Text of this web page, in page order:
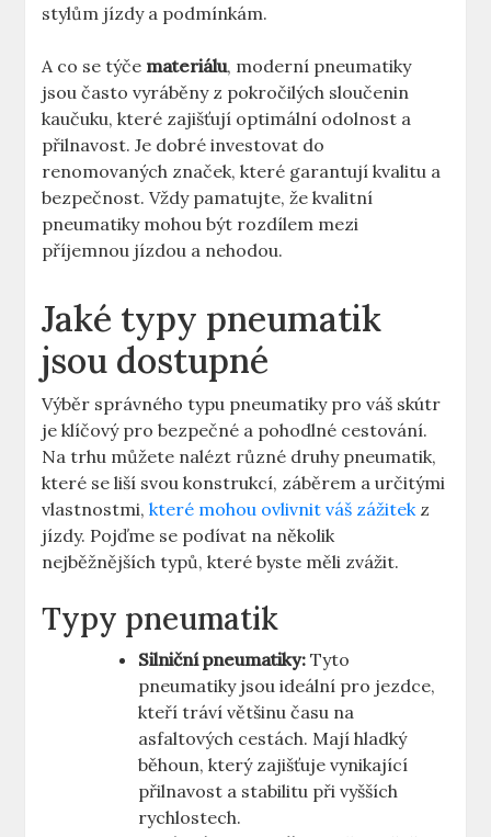
stylům jízdy a podmínkám.
A co se týče materiálu, moderní pneumatiky
jsou často vyráběny z pokročilých sloučenin
kaučuku, které zajišťují optimální odolnost a
přilnavost. Je dobré investovat do
renomovaných značek, které garantují kvalitu a
bezpečnost. Vždy pamatujte, že kvalitní
pneumatiky mohou být rozdílem mezi
příjemnou jízdou a nehodou.
Jaké typy pneumatik
jsou dostupné
Výběr správného typu pneumatiky pro váš skútr
je klíčový pro bezpečné a pohodlné cestování.
Na trhu můžete nalézt různé druhy pneumatik,
které se liší svou konstrukcí, záběrem a určitými
vlastnostmi,které mohou ovlivnit váš zážitekz
jízdy. Pojďme se podívat na několik
nejběžnějších typů, které byste měli zvážit.
Typy pneumatik
Silniční pneumatiky: Tyto
pneumatiky jsou ideální pro jezdce,
kteří tráví většinu času na
asfaltových cestách. Mají hladký
běhoun, který zajišťuje vynikající
přilnavost a stabilitu při vyšších
rychlostech.